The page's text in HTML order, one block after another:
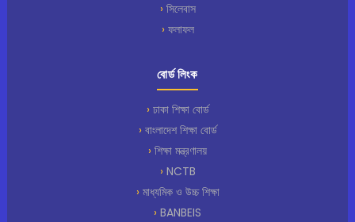
সিলেবাস
ফলাফল
বোর্ড লিংক
ঢাকা শিক্ষা বোর্ড
বাংলাদেশ শিক্ষা বোর্ড
শিক্ষা মন্ত্রণালয়
NCTB
মাধ্যমিক ও উচ্চ শিক্ষা
BANBEIS